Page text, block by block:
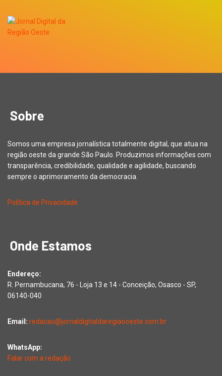
Sobre
Somos uma empresa jornalística totalmente digital, que atua na
região oeste da grande São Paulo. Produzimos informações com
transparência, credibilidade, qualidade e agilidade, buscando
sempre o aprimoramento da democracia.
Política de Privacidade
Onde Estamos
Endereço:
R. Pernambucana, 76 - Loja 13 e 14 - Conceição, Osasco - SP,
06140-040
Email: redacao@jornaldigitaldaregiaooeste.com.br
WhatsApp:
Falar com a redação